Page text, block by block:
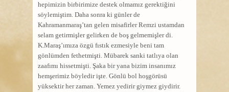
hepimizin birbirimize destek olmamız gerektiğini
söylemiştim. Daha sonra ki günler de
Kahramanmaraş’tan gelen misafirler Remzi ustamdan
selam getirmişler gelirken de boş gelmemişler di.
K.Maraş’ımıza özgü fıstık ezmesiyle beni tam
gönlümden fethetmişti. Mübarek sanki tatlıya olan
zaafımı hissetmişti. Şaka bir yana bizim insanımız
hemşerimiz böyledir işte. Gönlü bol hoşgörüsü
yüksektir her zaman. Yemez yedirir giymez giydirir.